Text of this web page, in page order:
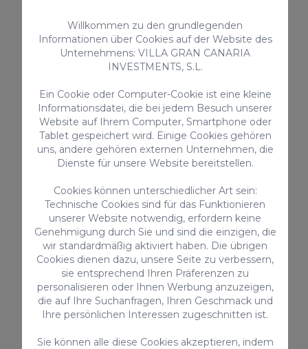
Meter lang und 50 Meter breit ist. In der
Hochsaison ist er normalerweise sehr gut
besucht. Er ist mit einer blauen Flagge
Restaurants und Bars. Außerdem gibt es
hier wichtige Einrichtungen wie Toiletten,
Duschen, Fußduschen usw. Er ist zwar
einer derwindigsten Strände, aber er ist
etwas heller als der der anderen Strände.
Willkommen zu den grundlegenden
Informationen über Cookies auf der Website des
Unternehmens: VILLA GRAN CANARIA
INVESTMENTS, S.L.
Ein Cookie oder Computer-Cookie ist eine kleine
Informationsdatei, die bei jedem Besuch unserer
Website auf Ihrem Computer, Smartphone oder
Tablet gespeichert wird. Einige Cookies gehören
uns, andere gehören externen Unternehmen, die
Dienste für unsere Website bereitstellen.
Cookies können unterschiedlicher Art sein:
Technische Cookies sind für das Funktionieren
unserer Website notwendig, erfordern keine
Genehmigung durch Sie und sind die einzigen, die
wir standardmäßig aktiviert haben. Die übrigen
Cookies dienen dazu, unsere Seite zu verbessern,
sie entsprechend Ihren Präferenzen zu
personalisieren oder Ihnen Werbung anzuzeigen,
die auf Ihre Suchanfragen, Ihren Geschmack und
Ihre persönlichen Interessen zugeschnitten ist.
Sie können alle diese Cookies akzeptieren, indem